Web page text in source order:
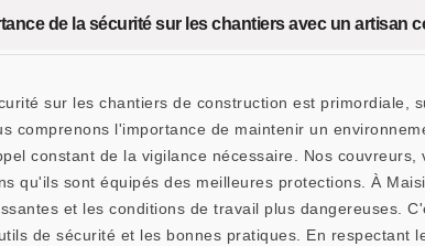
de la sécurité sur les chantiers avec un artisan
sur les chantiers de construction est primordiale,
comprenons l'importance de maintenir un
constant de la vigilance nécessaire. Nos
qu'ils sont équipés des meilleures protections. À
et les conditions de travail plus dangereuses.
de sécurité et les bonnes pratiques. En